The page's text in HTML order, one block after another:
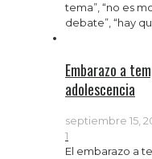
tema”, “no es
debate”, “hay
Embarazo a
adolescencia
septiembre 15,
1
El embarazo a